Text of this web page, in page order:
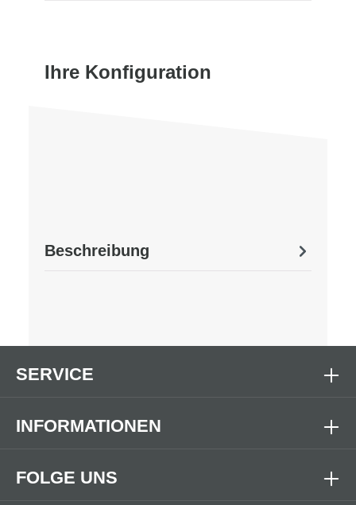
Ihre Konfiguration
Beschreibung
FOLGE UNS
SERVICE
INFORMATIONEN